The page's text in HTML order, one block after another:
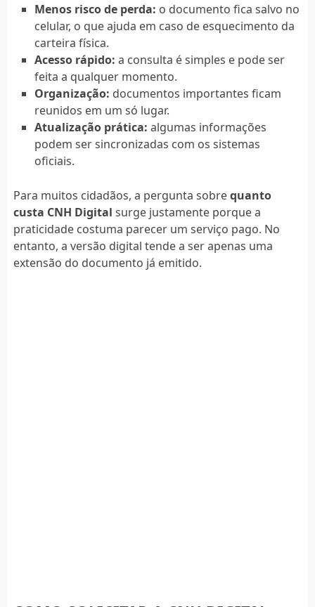
Menos risco de perda: o documento fica salvo no
celular, o que ajuda em caso de esquecimento da
carteira física.
Acesso rápido: a consulta é simples e pode ser
feita a qualquer momento.
Organização: documentos importantes ficam
reunidos em um só lugar.
Atualização prática: algumas informações
podem ser sincronizadas com os sistemas
oficiais.
Para muitos cidadãos, a pergunta sobrequanto
custa CNH Digital surge justamente porque a
praticidade costuma parecer um serviço pago. No
entanto, a versão digital tende a ser apenas uma
extensão do documento já emitido.